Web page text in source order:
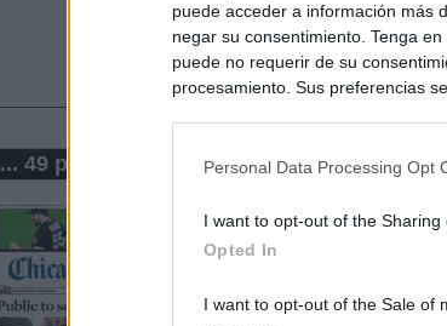
puede acceder a información más
negar su consentimiento. Tenga
puede no requerir de su
procesamiento. Sus preferencias
Personal Data Processing Opt
I want to opt-out of the Sharing
Opted In
I want to opt-out of the Sale of
... 49 periódicos de USA